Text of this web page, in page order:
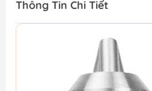
Thông Tin Chi Tiết